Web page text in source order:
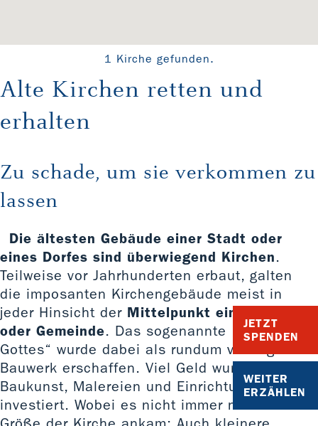
JETZT
SPENDEN
WEITER
ERZÄHLEN
1 Kirche gefunden.
Alte Kirchen retten und
erhalten
Zu schade, um sie verkommen zu
lassen
Die ältesten Gebäude einer Stadt oder
eines Dorfes sind überwiegend Kirchen.
Teilweise vor Jahrhunderten erbaut, galten
die imposanten Kirchengebäude meist in
jeder Hinsicht der Mittelpunkt eines Dorfes
oder Gemeinde. Das sogenannte „Haus
Gottes“ wurde dabei als rundum vorzeigbares
Bauwerk erschaffen. Viel Geld wurde in die
Baukunst, Malereien und Einrichtungen
investiert. Wobei es nicht immer nur auf die